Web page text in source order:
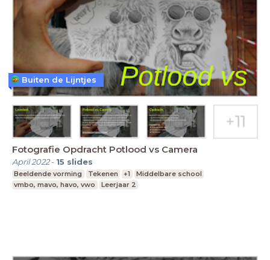
Fotografie Opdracht Potlood vs Camera
April 2022- 15 slides
Beeldende vorming Tekenen +1
Middelbare school
vmbo, mavo, havo, vwo
Leerjaar 2
Buiten de Lijntjes